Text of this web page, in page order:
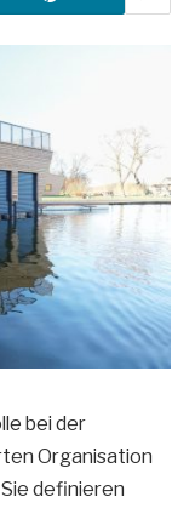
bei der
Organisation
definieren